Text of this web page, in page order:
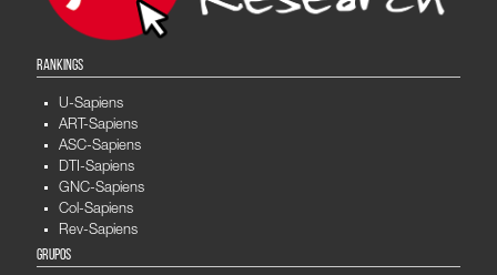
RANKINGS
U-Sapiens
ART-Sapiens
ASC-Sapiens
DTI-Sapiens
GNC-Sapiens
Col-Sapiens
Rev-Sapiens
GRUPOS